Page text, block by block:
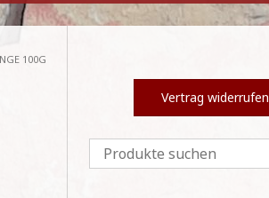
100G
Vertrag widerrufen